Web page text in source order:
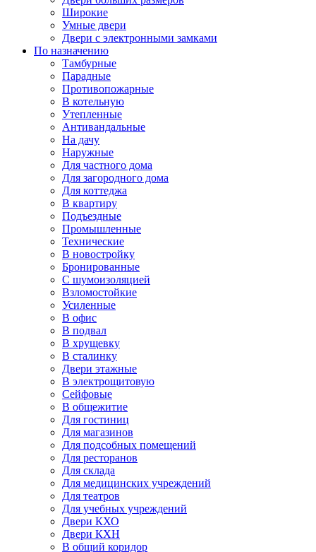
Широкие
Умные двери
Двери с электронными замками
По назначению
Тамбурные
Парадные
Противопожарные
В котельную
Утепленные
Антивандальные
На дачу
Наружные
Для частного дома
Для загородного дома
Для коттеджа
В квартиру
Подъездные
Промышленные
Технические
В новостройку
Бронированные
С шумоизоляцией
Взломостойкие
Усиленные
В офис
В подвал
В хрущевку
В сталинку
Двери этажные
В электрощитовую
Сейфовые
В общежитие
Для гостиниц
Для магазинов
Для подсобных помещений
Для ресторанов
Для склада
Для медицинских учреждений
Для театров
Для учебных учреждений
Двери КХО
Двери КХН
В общий коридор